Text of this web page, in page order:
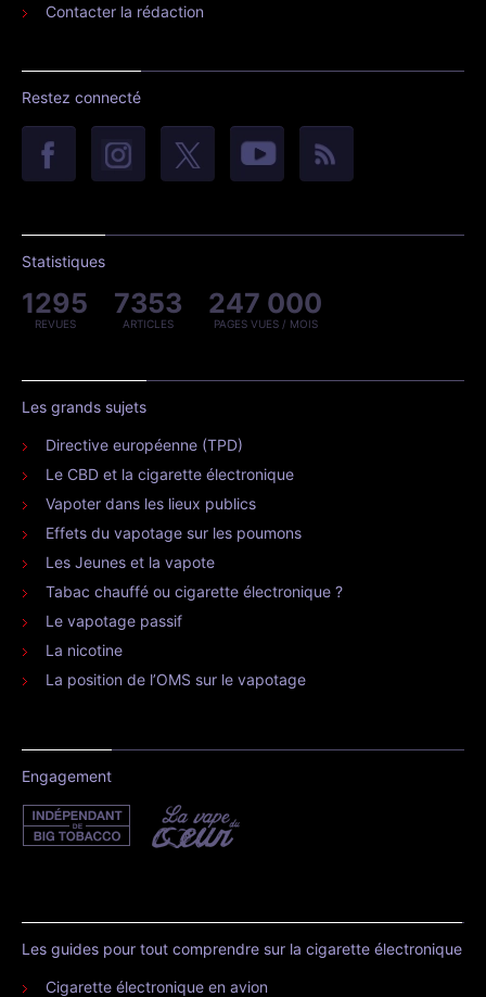
Contacter la rédaction
Restez connecté
Statistiques
1295
REVUES
7353
ARTICLES
247 000
PAGES VUES / MOIS
Les grands sujets
Directive européenne (TPD)
Le CBD et la cigarette électronique
Vapoter dans les lieux publics
Effets du vapotage sur les poumons
Les Jeunes et la vapote
Tabac chauffé ou cigarette électronique ?
Le vapotage passif
La nicotine
La position de l’OMS sur le vapotage
Engagement
Les guides pour tout comprendre sur la cigarette électronique
Cigarette électronique en avion